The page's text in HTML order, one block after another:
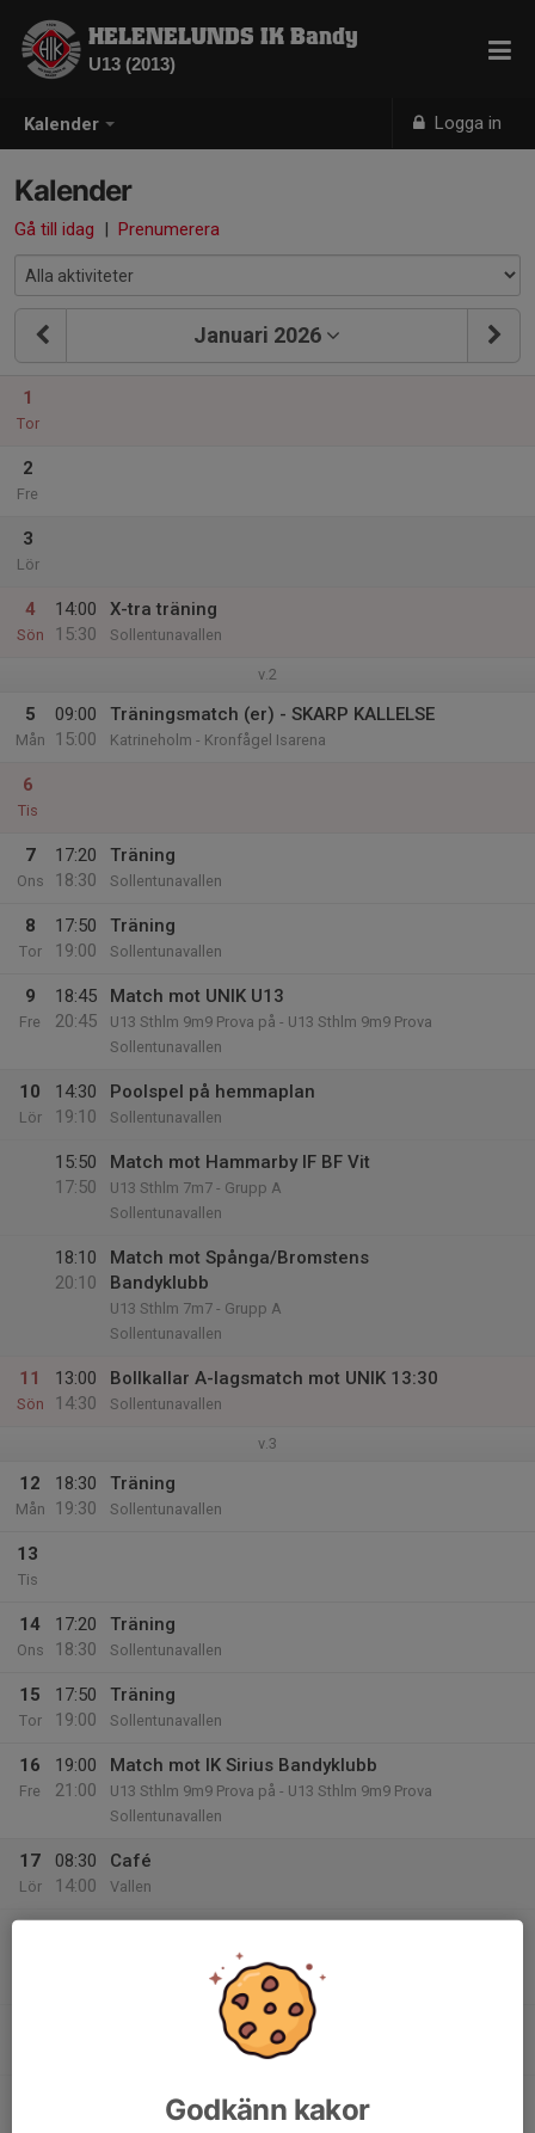
Kalender Logga in
HELENELUNDS IK Bandy
U13 (2013)
Kalender
Gå till idag | Prenumerera
Januari 2026
1
Tor
2
Fre
3
Lör
4
Sön
14:00
15:30
X-tra träning
Sollentunavallen
v.2
5
Mån
09:00
15:00
Träningsmatch (er) - SKARP KALLELSE
Katrineholm - Kronfågel Isarena
6
Tis
7
Ons
17:20
18:30
Träning
Sollentunavallen
8
Tor
17:50
19:00
Träning
Sollentunavallen
9
Fre
18:45
20:45
Match mot UNIK U13
U13 Sthlm 9m9 Prova på - U13 Sthlm 9m9 Prova
Sollentunavallen
10
Lör
14:30
19:10
Poolspel på hemmaplan
Sollentunavallen
15:50
17:50
Match mot Hammarby IF BF Vit
U13 Sthlm 7m7 - Grupp A
Sollentunavallen
18:10
20:10
Match mot Spånga/Bromstens
Bandyklubb
U13 Sthlm 7m7 - Grupp A
Sollentunavallen
11
Sön
13:00
14:30
Bollkallar A-lagsmatch mot UNIK 13:30
Sollentunavallen
v.3
12
Mån
18:30
19:30
Träning
Sollentunavallen
13
Tis
14
Ons
17:20
18:30
Träning
Sollentunavallen
15
Tor
17:50
19:00
Träning
Sollentunavallen
16
Fre
19:00
21:00
Match mot IK Sirius Bandyklubb
U13 Sthlm 9m9 Prova på - U13 Sthlm 9m9 Prova
Sollentunavallen
17
Lör
08:30
14:00
Café
Vallen
U13 Sthlm 7m7 - Grupp B
Sollentunavallen
Poolspel - kallelse
Match mot Hammarby IF BF Grön
U13 Sthlm 7m7 - Grupp B
Godkänn kakor